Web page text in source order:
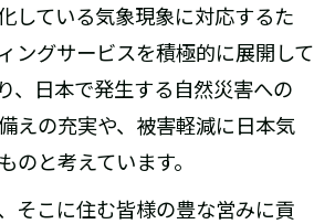
している気象現象に対応するた
ングサービスを積極的に展開して
、日本で発生する自然災害への
えの充実や、被害軽減に日本気
のと考えています。
そこに住む皆様の豊な営みに貢